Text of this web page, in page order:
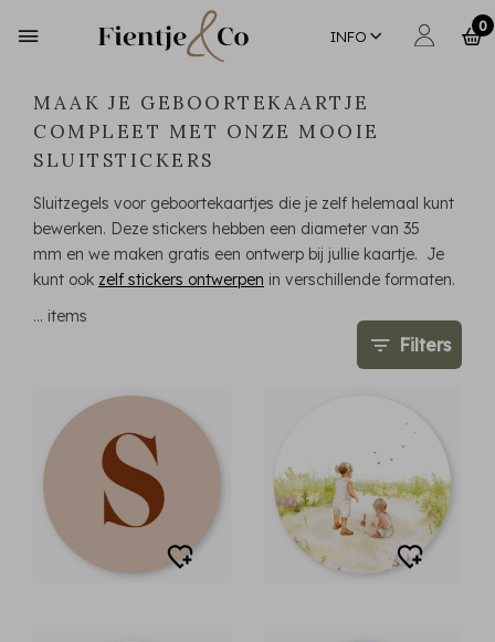
INFO
0
MAAK JE GEBOORTEKAARTJE
COMPLEET MET ONZE MOOIE
SLUITSTICKERS
Sluitzegels voor geboortekaartjes die je zelf helemaal kunt
bewerken. Deze stickers hebben een diameter van 35
mm en we maken gratis een ontwerp bij jullie kaartje. Je
kunt ook zelf stickers ontwerpen in verschillende formaten.
… items
Filters